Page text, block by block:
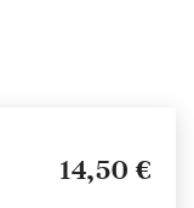
14,50 €